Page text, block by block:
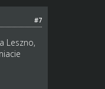
#7
Leszno,